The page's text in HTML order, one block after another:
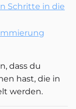
Schritte in die
dass du
hast, die in
werden.